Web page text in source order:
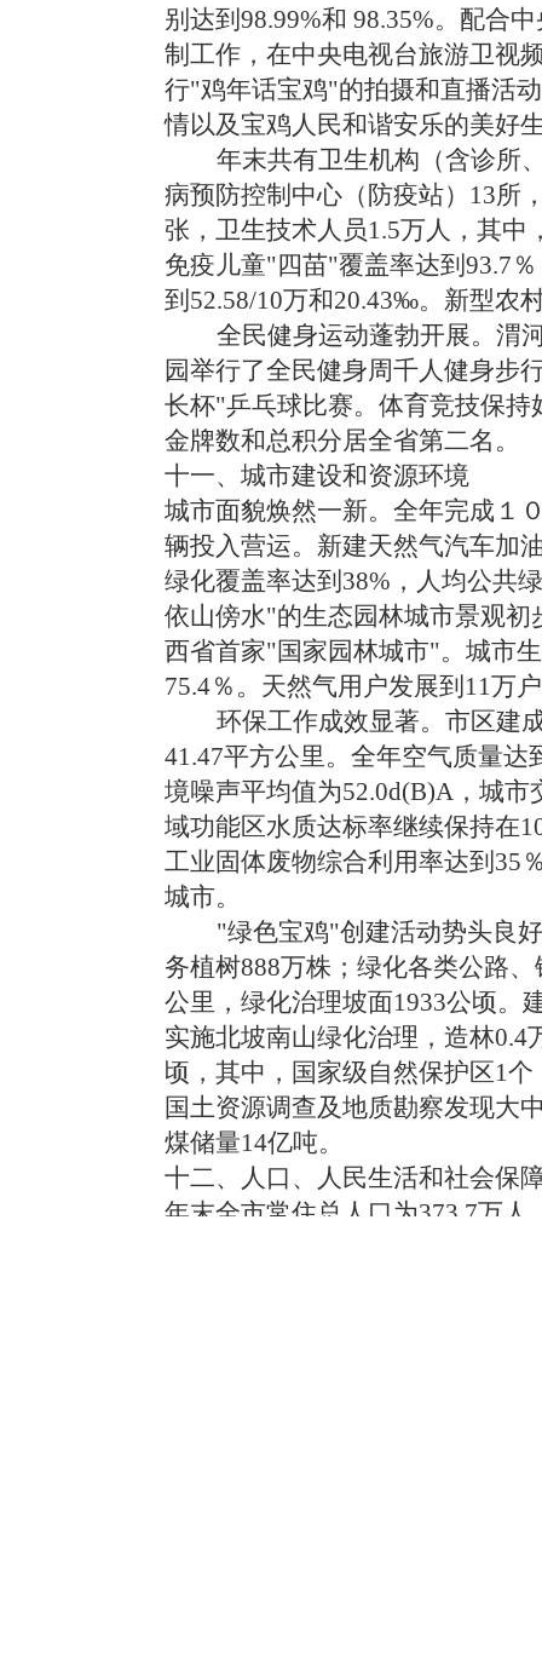
别达到98.99%和 98.35%。配合
制工作，在中央电视台旅游卫视
行"鸡年话宝鸡"的拍摄和直播活
情以及 宝鸡人民和谐安乐的美好
年末共有卫生机构（含诊所
病预防控制中心（防疫站）13所
张，卫生技术人员1.5万人，其中
免疫儿童"四苗"覆盖率达到93.7
到52.58/10万和20.43‰。新型农
全民健身运动蓬勃开展。渭
园举行了全民健身周千人健身步
长杯"乒乓球比赛。体育竞技保
金牌数和总积分居全省第二名。
十一、城市建设和资源环境
城市面貌焕然一新。全年完成１
辆投入营运。新建天然气汽车加
绿化覆盖率达到38%，人均公共
依山傍水"的生态园林城市景观
西省首家"国家园林城市"。城市
75.4％。天然气用户发展到11万
环保工作成效显著。市区建
41.47平方公里。全年空气质量
境噪声平均值为52.0d(B)A，城
域功能区水质达标率继续保持在
工业固体废物综合利用率达到35
城市。
"绿色宝鸡"创建活动势头良
务植树888万株；绿化各类公路
公里，绿化治理坡面1933公顷。
实施北坡南山绿化治理，造林0.4
顷，其中，国家级自然保护区1个
国土资源调查及地质勘察发现大
煤储量14亿吨。
十二、人口、人民生活和社会保
年末全市常住总人口为373.7万